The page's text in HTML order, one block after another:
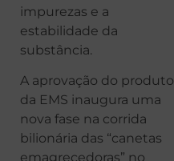
impurezas e a
estabilidade da
substância.
A aprovação do produto
da EMS inaugura uma
nova fase na corrida
bilionária das “canetas
emagrecedoras” no